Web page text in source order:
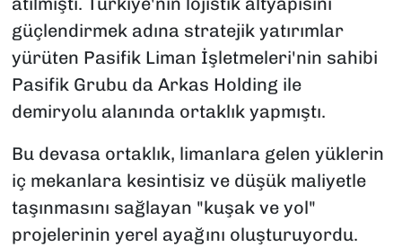
güçlendirmek adına stratejik yatırımlar
yürüten Pasifik Liman İşletmeleri'nin sahibi
Pasifik Grubu da Arkas Holding ile
demiryolu alanında ortaklık yapmıştı.
Bu devasa ortaklık, limanlara gelen yüklerin
iç mekanlara kesintisiz ve düşük maliyetle
taşınmasını sağlayan "kuşak ve yol"
projelerinin yerel ayağını oluşturuyordu.